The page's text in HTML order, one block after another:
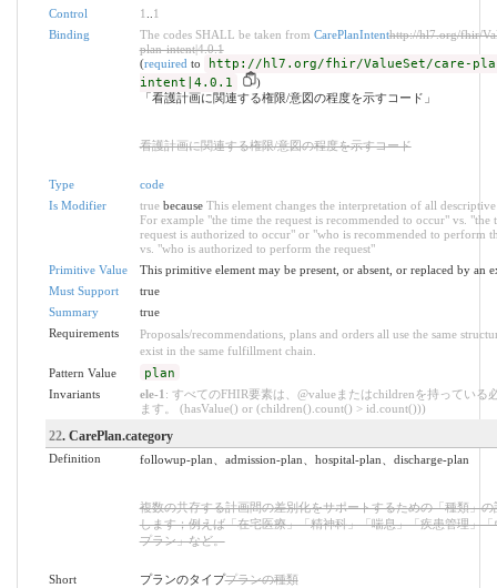
Control 1
1
Binding
The codes SHALL be taken from CarePlanIntenthttp://hl7.org/fhir/
plan-intent|4.0.1
(required to
http://hl7.org/fhir/ValueSet/care-
intent|4.0.1
)
「看護計画に関連する権限/意図の程度を示すコード」
看護計画に関連する権限/意図の程度を示すコード
Type
code
Is Modifier
truebecause This element changes the interpretation of all
For example "the time the request is recommended to occur" vs. "the
request is authorized to occur" or "who is recommended to perform
vs. "who is authorized to perform the request"
Primitive Value
This primitive element may be present, or absent, or replaced by an
Must Support
true
Summary
true
Requirements
Proposals/recommendations, plans and orders all use the same
exist in the same fulfillment chain.
Pattern Value
plan
Invariants ele-1 : すべてのFHIR要素は、@valueまたはchildrenを持っている
ます。 (hasValue() or (children().count() > id.count()))
22. CarePlan.category
Definition followup-plan、admission-plan、hospital-plan、discharge-plan
複数の共存する計画間の差別化をサポートするための「種類」の
します；例えば「在宅医療」「精神科」「喘息」「疾患管理」「
プラン」など。
Short プランのタイププランの種類